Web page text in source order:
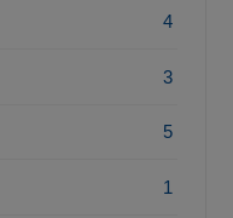
4
3
5
1